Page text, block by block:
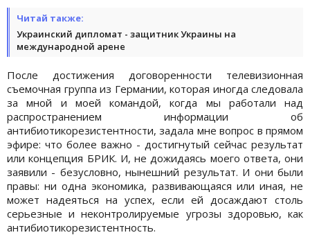
Читай также:
Украинский дипломат - защитник Украины на
международной арене
После достижения договоренности телевизионная
съемочная группа из Германии, которая иногда следовала
за мной и моей командой, когда мы работали над
распространением информации об
антибиотикорезистентности, задала мне вопрос в прямом
эфире: что более важно - достигнутый сейчас результат
или концепция БРИК. И, не дожидаясь моего ответа, они
заявили - безусловно, нынешний результат. И они были
правы: ни одна экономика, развивающаяся или иная, не
может надеяться на успех, если ей досаждают столь
серьезные и неконтролируемые угрозы здоровью, как
антибиотикорезистентность.